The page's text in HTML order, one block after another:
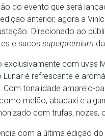
do evento que será
anterior, agora a
Direcionado ao
e sucos superpremium
exclusivamente com uvas
Lunar é refrescante e
Com tonalidade amarelo-
melão, abacaxi e
com trufas, nozes,
com a última edição